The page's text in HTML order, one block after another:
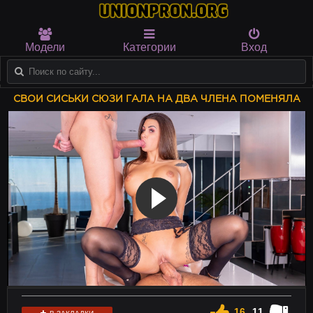
Модели Категории Вход
СВОИ СИСЬКИ СЮЗИ ГАЛА НА ДВА ЧЛЕНА ПОМЕНЯЛА